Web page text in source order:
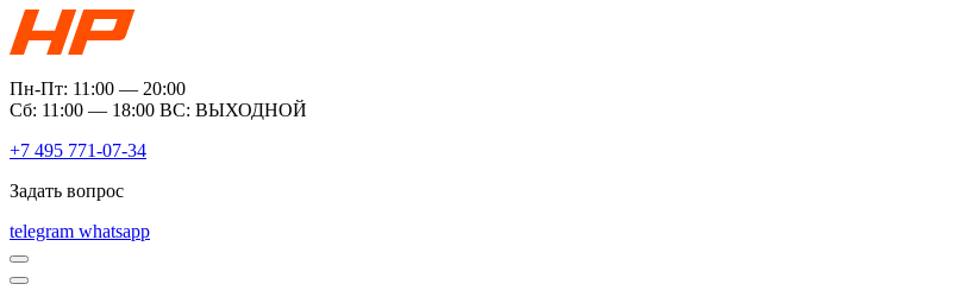
Пн-Пт: 11:00 — 20:00
Сб: 11:00 — 18:00 ВС: ВЫХОДНОЙ
+7 495 771-07-34
Задать вопрос
telegram whatsapp